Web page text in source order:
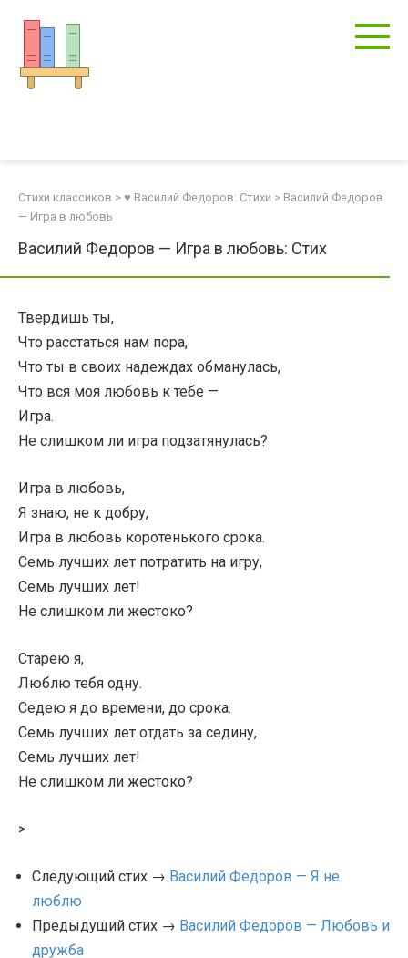
контенту
Стихи классиков > ♥ Василий Федоров: Стихи > Василий Федоров
— Игра в любовь
Василий Федоров — Игра в любовь: Стих
Твердишь ты,
Что расстаться нам пора,
Что ты в своих надеждах обманулась,
Что вся моя любовь к тебе —
Игра.
Не слишком ли игра подзатянулась?
Игра в любовь,
Я знаю, не к добру,
Игра в любовь коротенького срока.
Семь лучших лет потратить на игру,
Семь лучших лет!
Не слишком ли жестоко?
Старею я,
Люблю тебя одну.
Седею я до времени, до срока.
Семь лучших лет отдать за седину,
Семь лучших лет!
Не слишком ли жестоко?
>
Следующий стих → Василий Федоров — Я не
люблю
Предыдущий стих → Василий Федоров — Любовь и
дружба